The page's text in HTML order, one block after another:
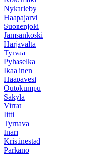
Nykarleby
Haapajarvi
Suonenjoki
Jamsankoski
Harjavalta
Tyrvaa
Pyhaselka
Ikaalinen
Haapavesi
Outokumpu
Sakyla
Virrat
Iitti
Tyrnava
Inari
Kristinestad
Parkano